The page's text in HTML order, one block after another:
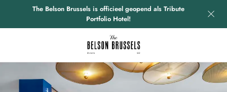
The Belson Brussels is officieel geopend als Tribute
Portfolio Hotel!